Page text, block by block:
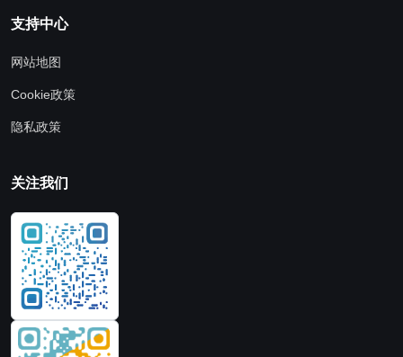
支持中心
网站地图
Cookie政策
隐私政策
关注我们